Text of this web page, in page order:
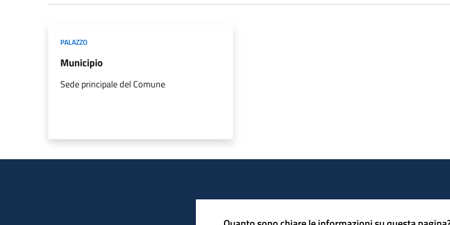
PALAZZO
Municipio
Sede principale del Comune